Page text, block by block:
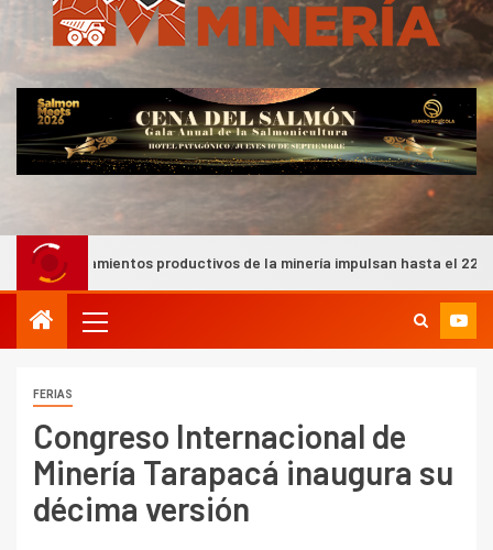
productivos de la minería impulsan hasta el 22% del PIB nacional
FERIAS
Congreso Internacional de
Minería Tarapacá inaugura su
décima versión